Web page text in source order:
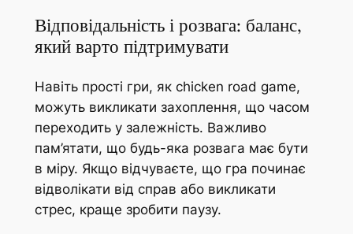
Відповідальність і розвага: баланс,
який варто підтримувати
Навіть прості гри, як chicken road game,
можуть викликати захоплення, що часом
переходить у залежність. Важливо
пам’ятати, що будь-яка розвага має бути
в міру. Якщо відчуваєте, що гра починає
відволікати від справ або викликати
стрес, краще зробити паузу.